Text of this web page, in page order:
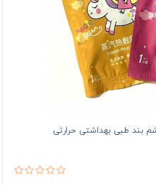
بند طبی بهداشتی حرارتی